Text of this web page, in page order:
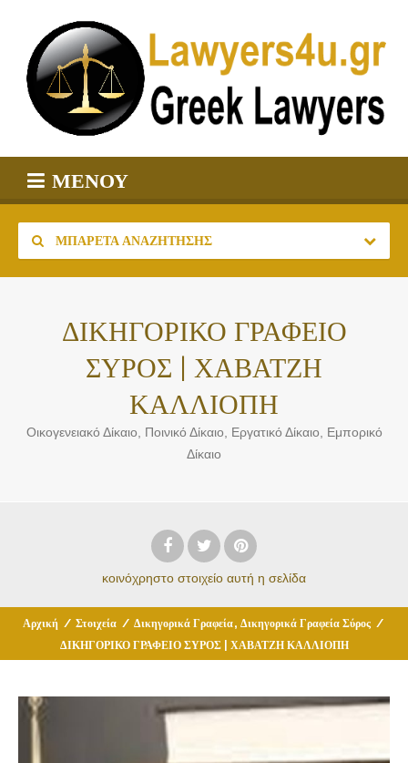
ΜΕΝΟΎ
ΜΠΑΡΈΤΑ ΑΝΑΖΉΤΗΣΗΣ
ΔΙΚΗΓΟΡΙΚΟ ΓΡΑΦΕΙΟ
ΣΥΡΟΣ | ΧΑΒΑΤΖΗ
ΚΑΛΛΙΟΠΗ
Οικογενειακό Δίκαιο, Ποινικό Δίκαιο, Εργατικό Δίκαιο, Εμπορικό
Δίκαιο
κοινόχρηστο στοιχείο αυτή η σελίδα
Αρχική / Στοιχεία / Δικηγορικά Γραφεία, Δικηγορικά Γραφεία Σύρος /
ΔΙΚΗΓΟΡΙΚΟ ΓΡΑΦΕΙΟ ΣΥΡΟΣ | ΧΑΒΑΤΖΗ ΚΑΛΛΙΟΠΗ